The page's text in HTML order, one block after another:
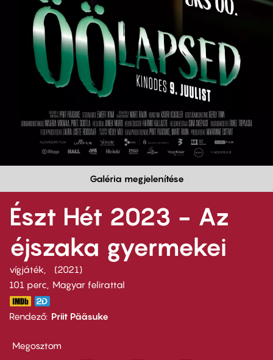
Galéria megjelenítése
Észt Hét 2023 - Az
éjszaka gyermekei
vígjáték
2021
101 perc,
Magyar felirattal
Rendező Priit Pääsuke
Megosztom